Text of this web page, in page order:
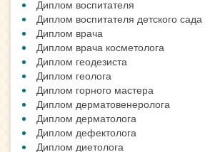
Диплом воспитателя
Диплом воспитателя детского сада
Диплом врача
Диплом врача косметолога
Диплом геодезиста
Диплом геолога
Диплом горного мастера
Диплом дерматовенеролога
Диплом дерматолога
Диплом дефектолога
Диплом диетолога